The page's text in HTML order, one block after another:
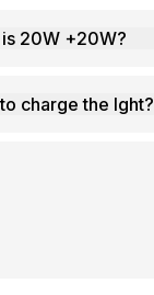
20W +20W?
charge the lght?